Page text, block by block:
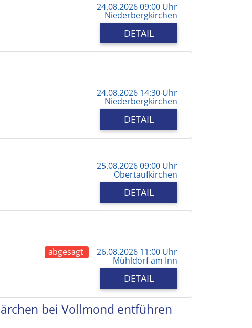
24.08.2026 09:00 Uhr
Niederbergkirchen
DETAIL
24.08.2026 14:30 Uhr
Niederbergkirchen
DETAIL
25.08.2026 09:00 Uhr
Obertaufkirchen
DETAIL
abgesagt 26.08.2026 11:00 Uhr
Mühldorf am Inn
DETAIL
bei Vollmond entführen